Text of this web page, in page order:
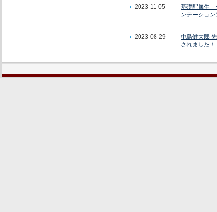
2023-11-05
基礎配属生
ンテーショ
2023-08-29
中島健太郎
されました！